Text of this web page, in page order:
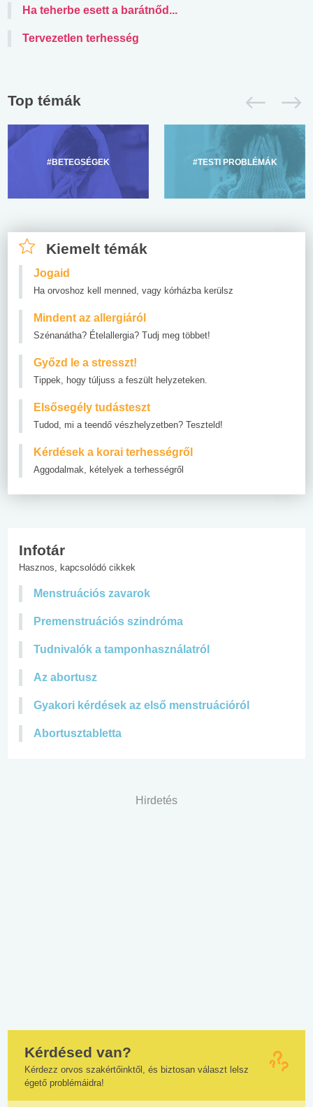
Ha teherbe esett a barátnőd...
Tervezetlen terhesség
Top témák
#BETEGSÉGEK #TESTI PROBLÉMÁK
Kiemelt témák
Jogaid
Ha orvoshoz kell menned, vagy kórházba kerülsz
Mindent az allergiáról
Szénanátha? Ételallergia? Tudj meg többet!
Győzd le a stresszt!
Tippek, hogy túljuss a feszült helyzeteken.
Elsősegély tudásteszt
Tudod, mi a teendő vészhelyzetben? Teszteld!
Kérdések a korai terhességről
Aggodalmak, kételyek a terhességről
Infotár
Hasznos, kapcsolódó cikkek
Menstruációs zavarok
Premenstruációs szindróma
Tudnivalók a tamponhasználatról
Az abortusz
Gyakori kérdések az első menstruációról
Abortusztabletta
Hirdetés
Kérdésed van?
Kérdezz orvos szakértőinktől, és biztosan választ lelsz
égető problémáidra!